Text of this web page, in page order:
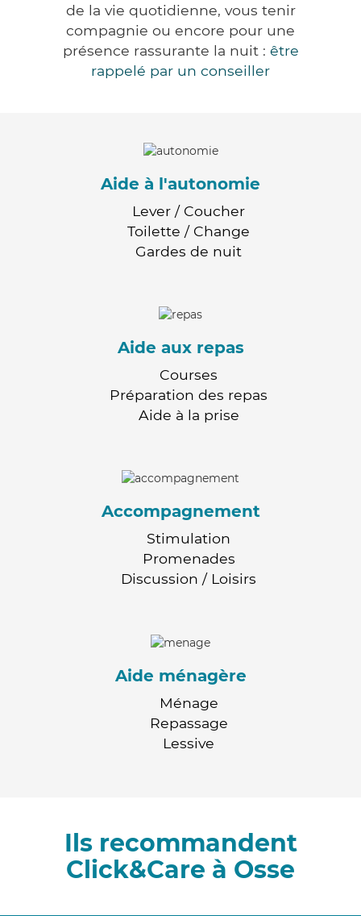
de la vie quotidienne, vous tenir
compagnie ou encore pour une
présence rassurante la nuit : être
rappelé par un conseiller
Aide à l'autonomie
Lever / Coucher
Toilette / Change
Gardes de nuit
Aide aux repas
Courses
Préparation des repas
Aide à la prise
Accompagnement
Stimulation
Promenades
Discussion / Loisirs
Aide ménagère
Ménage
Repassage
Lessive
Ils recommandent
Click&Care à Osse